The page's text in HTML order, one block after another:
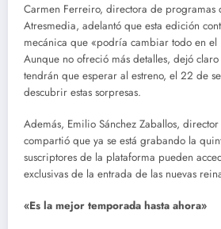
Carmen Ferreiro, directora de programas
Atresmedia, adelantó que esta edición
mecánica que «podría cambiar todo en el
Aunque no ofreció más detalles, dejó
tendrán que esperar al estreno, el 22 de
descubrir estas sorpresas.
Además, Emilio Sánchez Zaballos,
compartió que ya se está grabando la
suscriptores de la plataforma pueden
exclusivas de la entrada de las nuevas
«Es la mejor temporada hasta ahora»